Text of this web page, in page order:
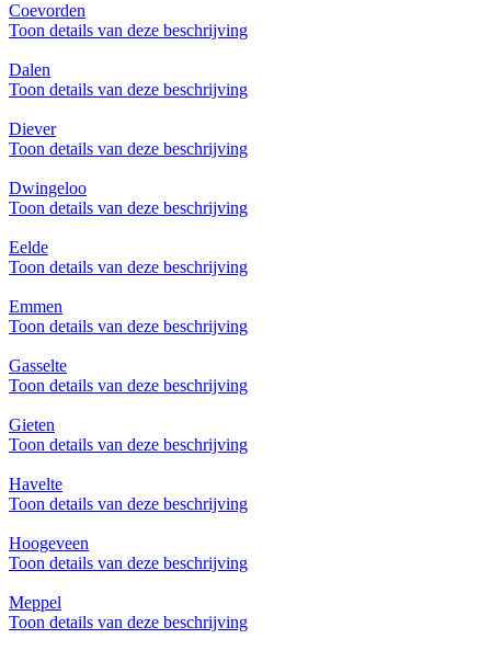
Coevorden
Toon details van deze beschrijving
Dalen
Toon details van deze beschrijving
Diever
Toon details van deze beschrijving
Dwingeloo
Toon details van deze beschrijving
Eelde
Toon details van deze beschrijving
Emmen
Toon details van deze beschrijving
Gasselte
Toon details van deze beschrijving
Gieten
Toon details van deze beschrijving
Havelte
Toon details van deze beschrijving
Hoogeveen
Toon details van deze beschrijving
Meppel
Toon details van deze beschrijving